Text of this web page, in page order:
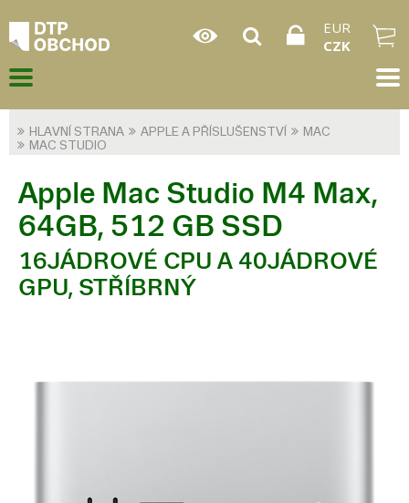
EUR
CZK
HLAVNÍ STRANA APPLE A PŘÍSLUŠENSTVÍ
MAC
MAC STUDIO
Apple Mac Studio M4 Max,
64GB, 512 GB SSD
16JÁDROVÉ CPU A 40JÁDROVÉ
GPU, STŘÍBRNÝ